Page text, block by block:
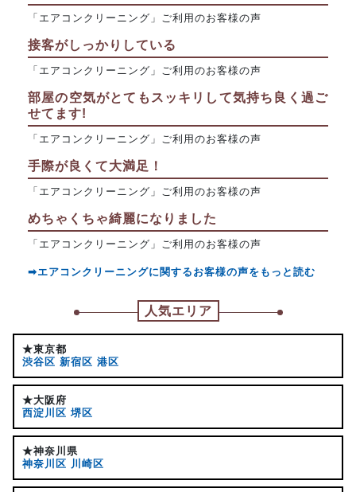
「エアコンクリーニング」ご利用のお客様の声
接客がしっかりしている
「エアコンクリーニング」ご利用のお客様の声
部屋の空気がとてもスッキリして気持ち良く過ご
せてます!
「エアコンクリーニング」ご利用のお客様の声
手際が良くて大満足！
「エアコンクリーニング」ご利用のお客様の声
めちゃくちゃ綺麗になりました
「エアコンクリーニング」ご利用のお客様の声
➡エアコンクリーニングに関するお客様の声をもっと読む
人気エリア
★東京都
渋谷区 新宿区 港区
★大阪府
西淀川区 堺区
★神奈川県
神奈川区 川崎区